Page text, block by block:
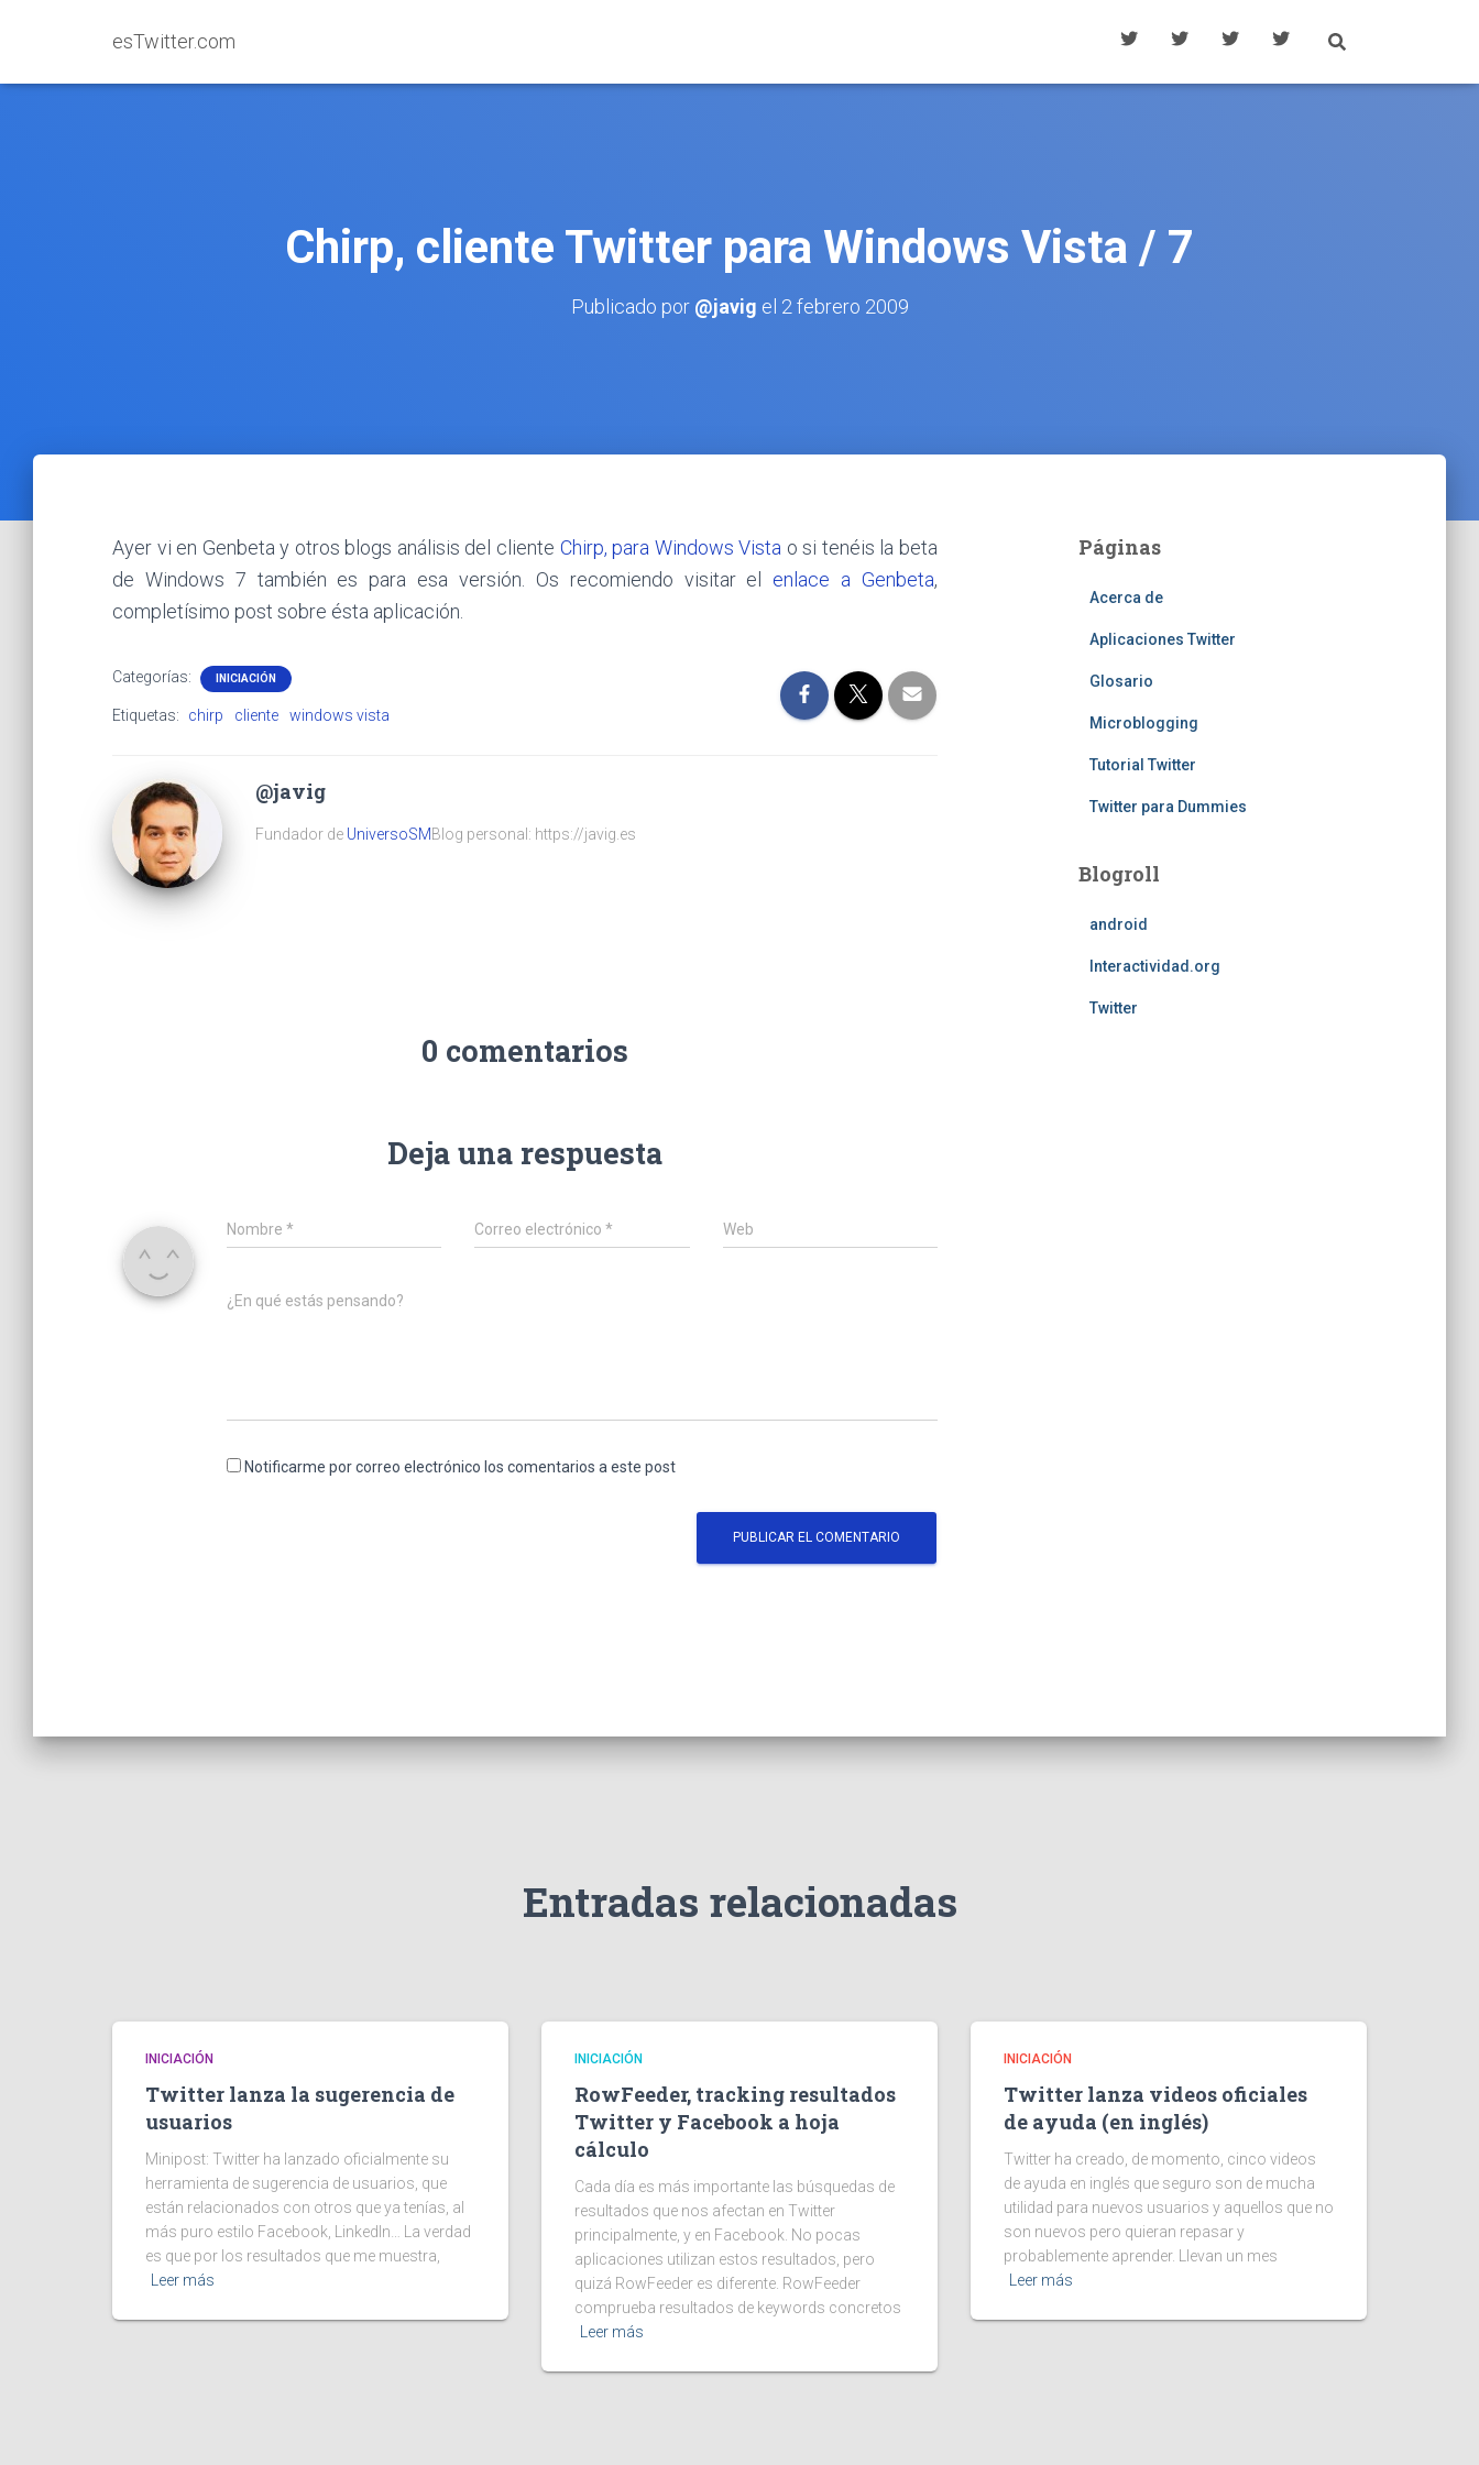
esTwitter.com
Chirp, cliente Twitter para Windows Vista / 7
Publicado por @javig el 2 febrero 2009
Ayer vi en Genbeta y otros blogs análisis del cliente Chirp, para Windows Vista o si tenéis la beta
de Windows 7 también es para esa versión. Os recomiendo visitar el enlace a Genbeta,
completísimo post sobre ésta aplicación.
Categorías: INICIACIÓN
Etiquetas: chirp cliente windows vista
@javig
Fundador de UniversoSMBlog personal: https://javig.es
0 comentarios
Deja una respuesta
Nombre * Correo electrónico* Web
¿En qué estás pensando?
Notificarme por correo electrónico los comentarios a este post
Páginas
Acerca de
Aplicaciones Twitter
Glosario
Microblogging
Tutorial Twitter
Twitter para Dummies
Blogroll
android
Interactividad.org
Twitter
Entradas relacionadas
INICIACIÓN
Twitter lanza la sugerencia de
usuarios
Minipost: Twitter ha lanzado oficialmente su
herramienta de sugerencia de usuarios, que
están relacionados con otros que ya tenías, al
más puro estilo Facebook, LinkedIn… La verdad
es que por los resultados que me muestra,
Leer más
INICIACIÓN
RowFeeder, tracking resultados
Twitter y Facebook a hoja
cálculo
Cada día es más importante las búsquedas de
resultados que nos afectan en Twitter
principalmente, y en Facebook. No pocas
aplicaciones utilizan estos resultados, pero
quizá RowFeeder es diferente. RowFeeder
comprueba resultados de keywords concretos
Leer más
INICIACIÓN
Twitter lanza videos oficiales
de ayuda (en inglés)
Twitter ha creado, de momento, cinco videos
de ayuda en inglés que seguro son de mucha
utilidad para nuevos usuarios y aquellos que no
son nuevos pero quieran repasar y
probablemente aprender. Llevan un mes
Leer más